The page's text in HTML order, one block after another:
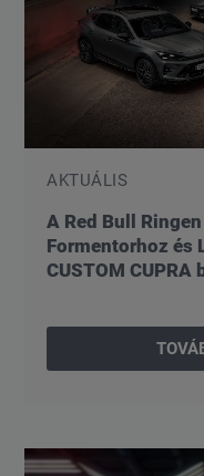
AKTUÁLIS
A Red Bull
Formentorhoz és
CUSTOM CUPRA